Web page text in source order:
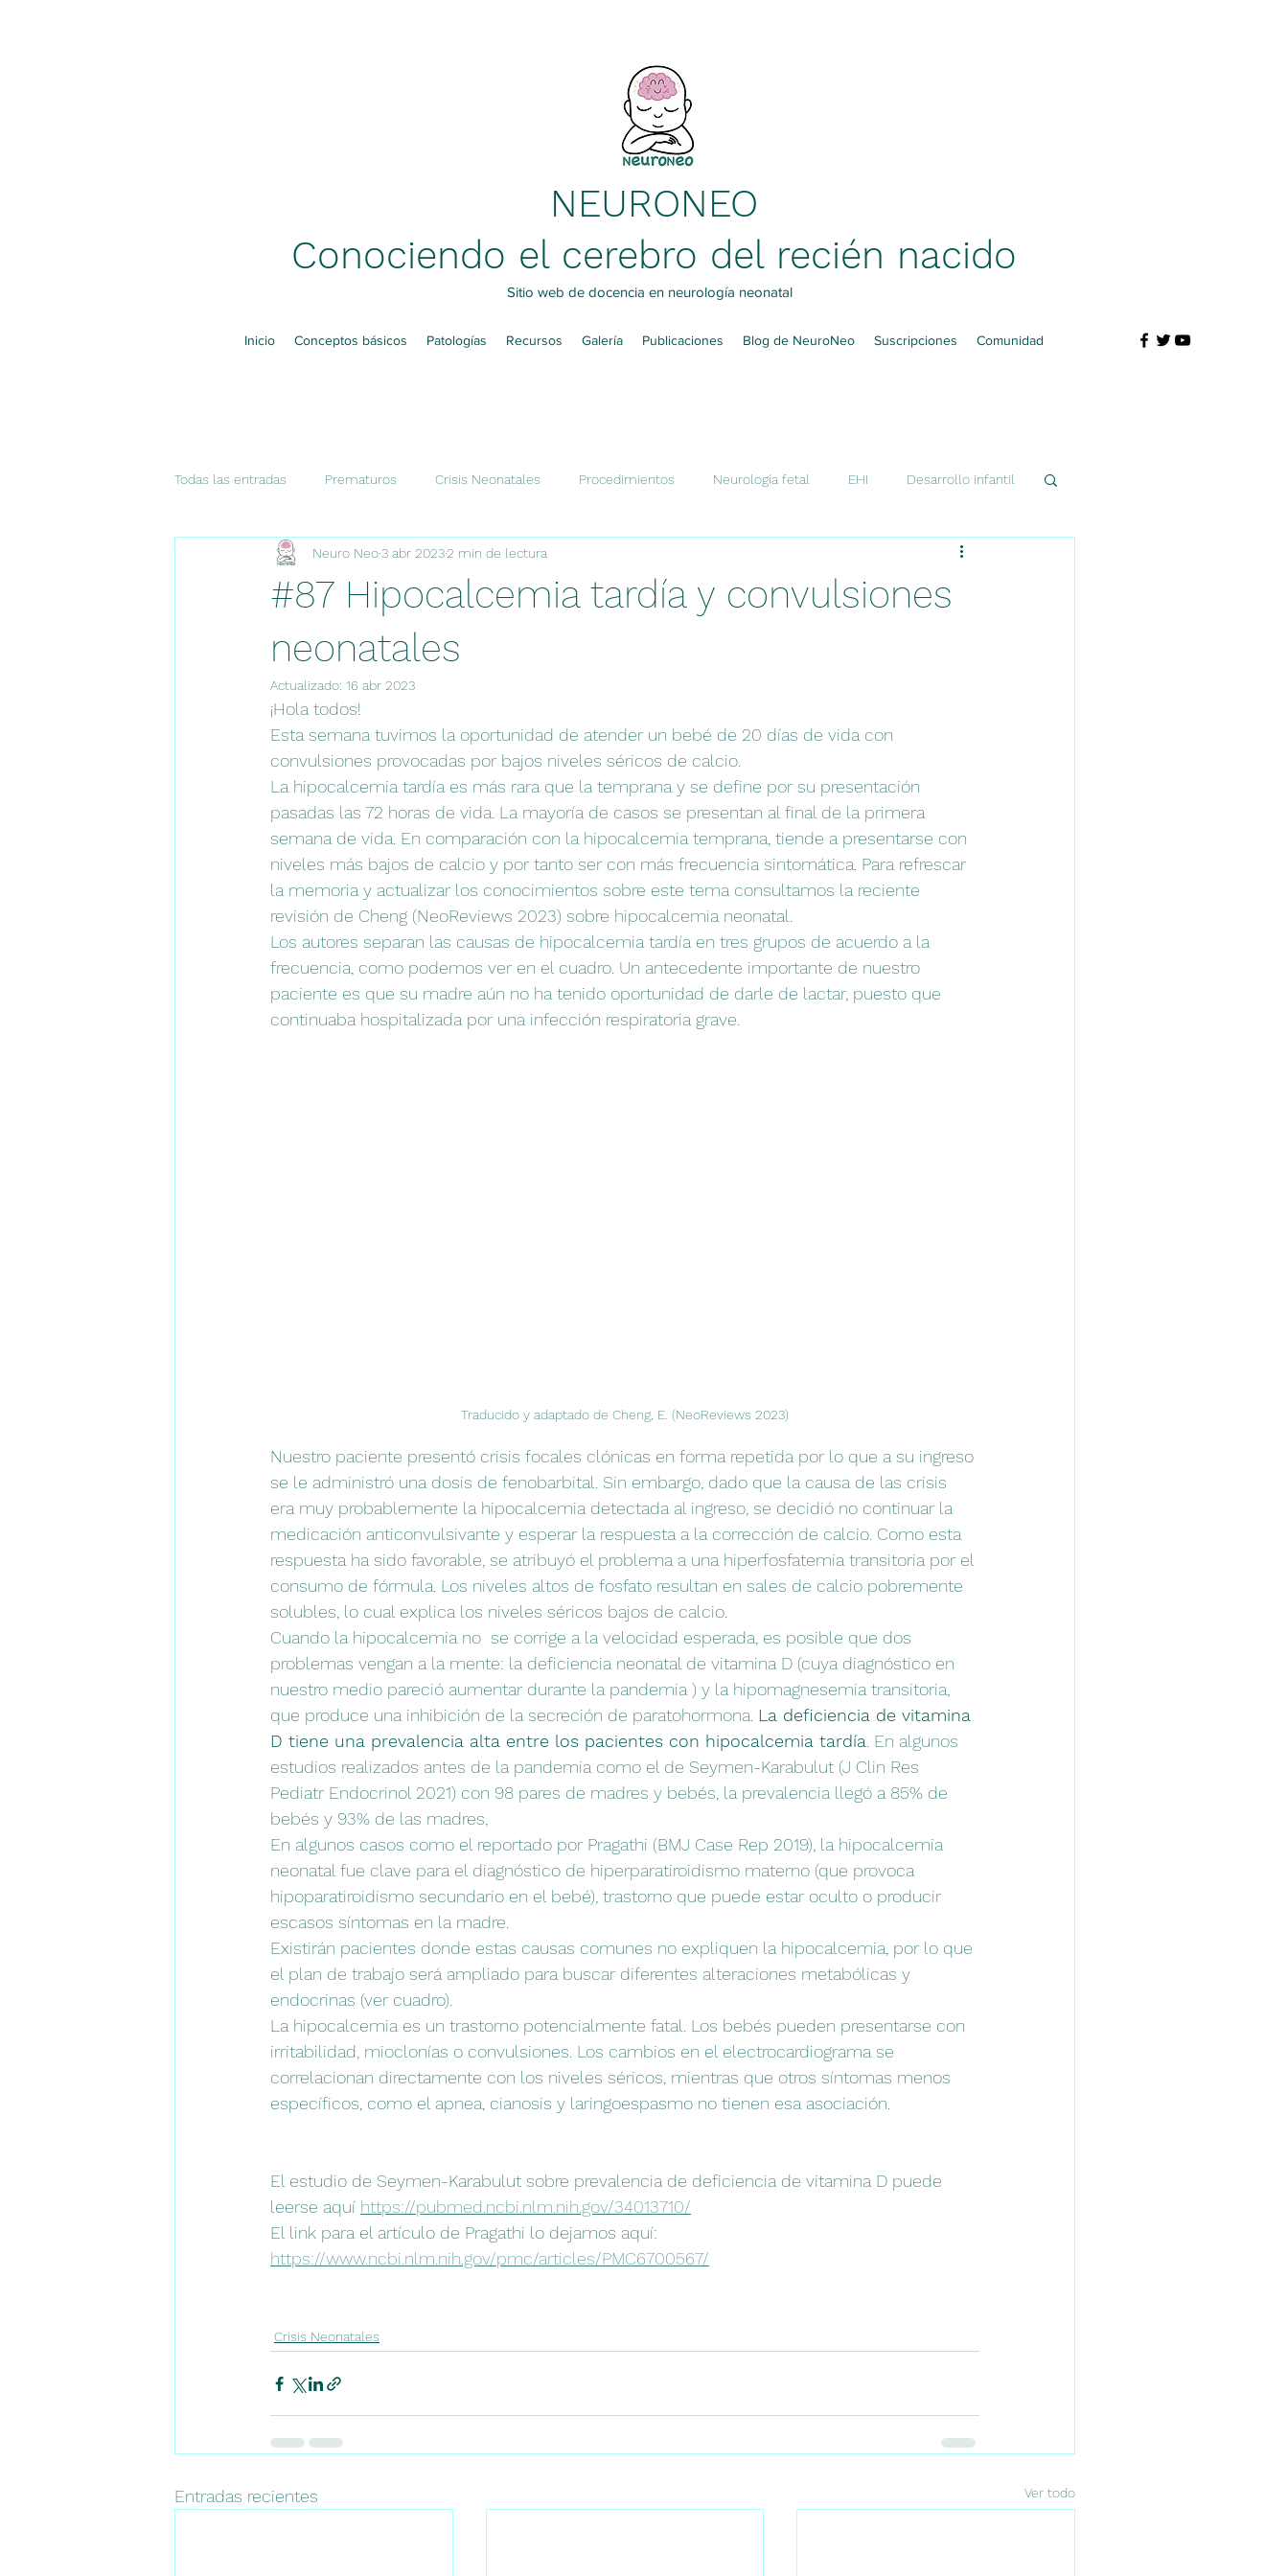
NEURONEO
Conociendo el cerebro del recién nacido
Sitio web de docencia en neurología neonatal
Inicio Conceptos básicos Patologías Recursos Galería Publicaciones Blog de NeuroNeo Suscripciones Comunidad
Todas las entradas Prematuros Crisis Neonatales Procedimientos Neurología fetal EHI Desarrollo infantil
Pronóstico Diagnóstico Comunicación Desarrollo cerebral
Consensos
#87 Hipocalcemia tardía y convulsiones
neonatales
Neuro Neo3 abr 20232 min de lectura
Actualizado: 16 abr 2023
¡Hola todos!
Esta semana tuvimos la oportunidad de atender un bebé de 20 días de vida con
convulsiones provocadas por bajos niveles séricos de calcio.
La hipocalcemia tardía es más rara que la temprana y se define por su presentación
pasadas las 72 horas de vida. La mayoría de casos se presentan al final de la primera
semana de vida. En comparación con la hipocalcemia temprana, tiende a presentarse con
niveles más bajos de calcio y por tanto ser con más frecuencia sintomática. Para refrescar
la memoria y actualizar los conocimientos sobre este tema consultamos la reciente
revisión de Cheng (NeoReviews 2023) sobre hipocalcemia neonatal.
Los autores separan las causas de hipocalcemia tardía en tres grupos de acuerdo a la
frecuencia, como podemos ver en el cuadro. Un antecedente importante de nuestro
paciente es que su madre aún no ha tenido oportunidad de darle de lactar, puesto que
continuaba hospitalizada por una infección respiratoria grave.
Traducido y adaptado de Cheng, E. (NeoReviews 2023)
Nuestro paciente presentó crisis focales clónicas en forma repetida por lo que a su ingreso
se le administró una dosis de fenobarbital. Sin embargo, dado que la causa de las crisis
era muy probablemente la hipocalcemia detectada al ingreso, se decidió no continuar la
medicación anticonvulsivante y esperar la respuesta a la corrección de calcio. Como esta
respuesta ha sido favorable, se atribuyó el problema a una hiperfosfatemia transitoria por el
consumo de fórmula. Los niveles altos de fosfato resultan en sales de calcio pobremente
solubles, lo cual explica los niveles séricos bajos de calcio.
Cuando la hipocalcemia no  se corrige a la velocidad esperada, es posible que dos
problemas vengan a la mente: la deficiencia neonatal de vitamina D (cuya diagnóstico en
nuestro medio pareció aumentar durante la pandemia ) y la hipomagnesemia transitoria,
que produce una inhibición de la secreción de paratohormona. La deficiencia de vitamina
D tiene una prevalencia alta entre los pacientes con hipocalcemia tardía. En algunos
estudios realizados antes de la pandemia como el de Seymen-Karabulut (J Clin Res
Pediatr Endocrinol 2021) con 98 pares de madres y bebés, la prevalencia llegó a 85% de
bebés y 93% de las madres,
En algunos casos como el reportado por Pragathi (BMJ Case Rep 2019), la hipocalcemia
neonatal fue clave para el diagnóstico de hiperparatiroidismo materno (que provoca
hipoparatiroidismo secundario en el bebé), trastorno que puede estar oculto o producir
escasos síntomas en la madre.
Existirán pacientes donde estas causas comunes no expliquen la hipocalcemia, por lo que
el plan de trabajo será ampliado para buscar diferentes alteraciones metabólicas y
endocrinas (ver cuadro).
La hipocalcemia es un trastorno potencialmente fatal. Los bebés pueden presentarse con
irritabilidad, mioclonías o convulsiones. Los cambios en el electrocardiograma se
correlacionan directamente con los niveles séricos, mientras que otros síntomas menos
específicos, como el apnea, cianosis y laringoespasmo no tienen esa asociación.
El estudio de Seymen-Karabulut sobre prevalencia de deficiencia de vitamina D puede
leerse aquí https://pubmed.ncbi.nlm.nih.gov/34013710/
El link para el artículo de Pragathi lo dejamos aquí:
https://www.ncbi.nlm.nih.gov/pmc/articles/PMC6700567/
Crisis Neonatales
Entradas recientes Ver todo